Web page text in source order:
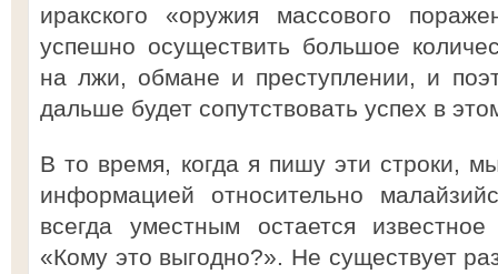
иракского «оружия массового
успешно осуществить большое
на лжи, обмане и преступлении, и
дальше будет сопутствовать успех в
В то время, когда я пишу эти строки,
информацией относительно
всегда уместным остается
«Кому это выгодно?». Не существует